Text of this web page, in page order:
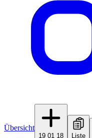
Übersicht
19 01 18 Liste